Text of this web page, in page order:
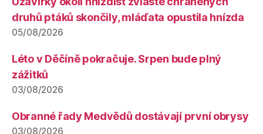
druhů ptáků skončily, mláďata opustila hnízda
05/08/2026
Léto v Děčíně pokračuje. Srpen bude plný
zážitků
03/08/2026
Obranné řady Medvědů dostávají první obrysy
03/08/2026